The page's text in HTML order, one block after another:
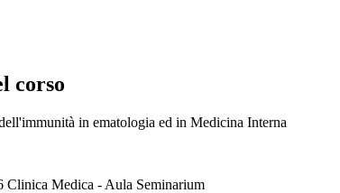
corso
in ematologia ed in Medicina Interna
Clinica Medica - Aula Seminarium